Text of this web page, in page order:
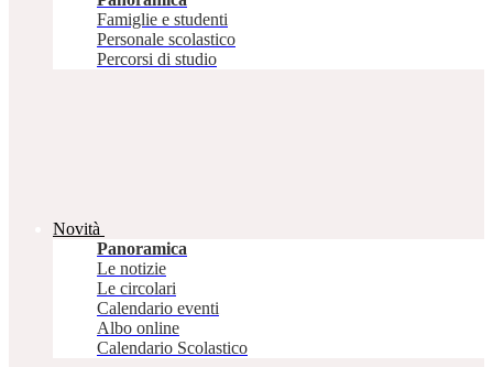
Famiglie e studenti
Personale scolastico
Percorsi di studio
Novità
Panoramica
Le notizie
Le circolari
Calendario eventi
Albo online
Calendario Scolastico